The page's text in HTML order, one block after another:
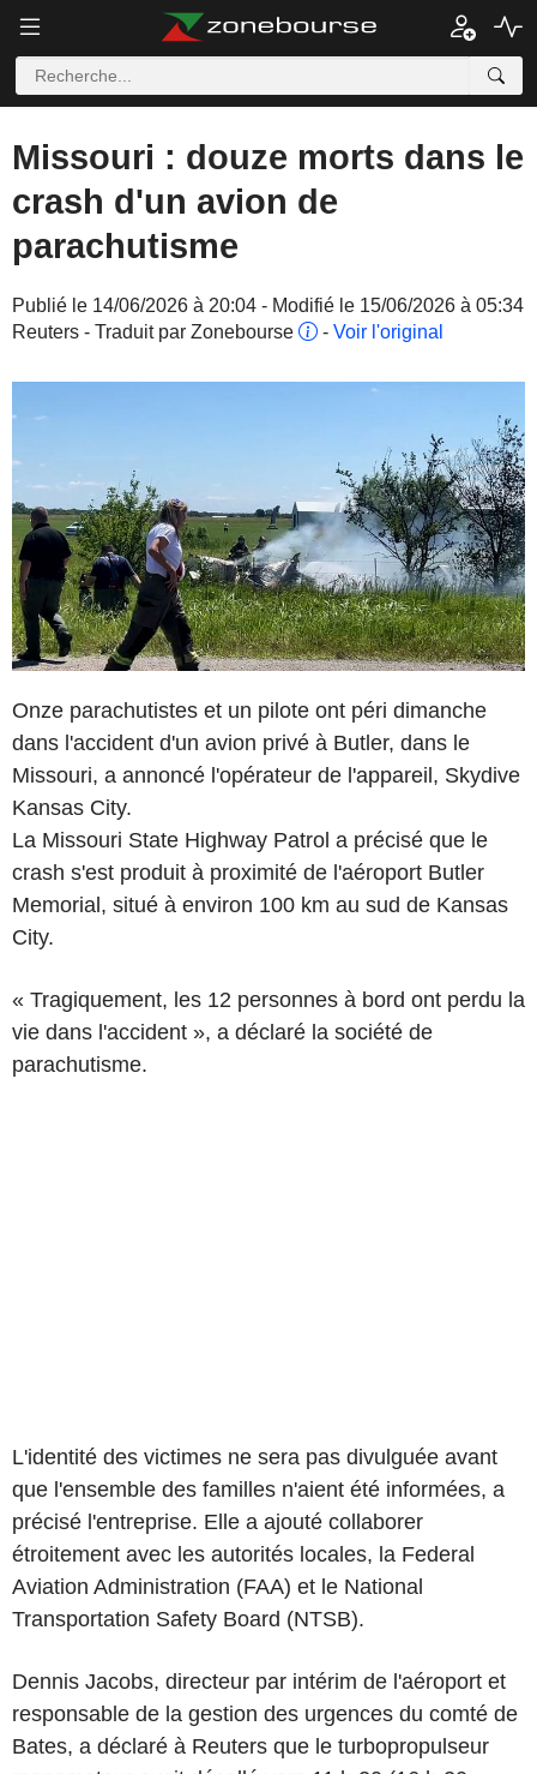
Missouri : douze morts dans le
crash d'un avion de
parachutisme
Publié le 14/06/2026 à 20:04 - Modifié le 15/06/2026 à 05:34
Reuters - Traduit par Zonebourse
- Voir l'original
Onze parachutistes et un pilote ont péri dimanche
dans l'accident d'un avion privé à Butler, dans le
Missouri, a annoncé l'opérateur de l'appareil, Skydive
Kansas City.
La Missouri State Highway Patrol a précisé que le
crash s'est produit à proximité de l'aéroport Butler
Memorial, situé à environ 100 km au sud de Kansas
City.
« Tragiquement, les 12 personnes à bord ont perdu la
vie dans l'accident », a déclaré la société de
parachutisme.
L'identité des victimes ne sera pas divulguée avant
que l'ensemble des familles n'aient été informées, a
précisé l'entreprise. Elle a ajouté collaborer
étroitement avec les autorités locales, la Federal
Aviation Administration (FAA) et le National
Transportation Safety Board (NTSB).
Dennis Jacobs, directeur par intérim de l'aéroport et
responsable de la gestion des urgences du comté de
Bates, a déclaré à Reuters que le turbopropulseur